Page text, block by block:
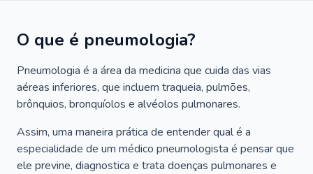
O que é pneumologia?
Pneumologia é a área da medicina que cuida das vias
aéreas inferiores, que incluem traqueia, pulmões,
brônquios, bronquíolos e alvéolos pulmonares.
Assim, uma maneira prática de entender qual é a
especialidade de um médico pneumologista é pensar que
ele previne, diagnostica e trata doenças pulmonares e